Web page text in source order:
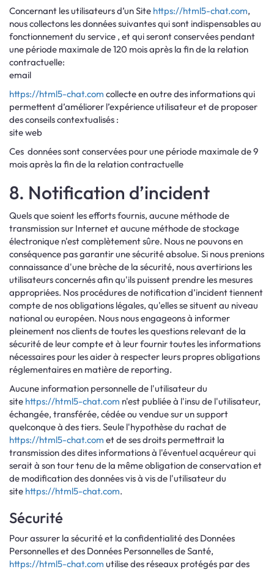
Concernant les utilisateurs d’un Site https://html5-chat.com,
nous collectons les données suivantes qui sont indispensables au
fonctionnement du service , et qui seront conservées pendant
une période maximale de 120 mois après la fin de la relation
contractuelle:
email
https://html5-chat.com collecte en outre des informations qui
permettent d’améliorer l’expérience utilisateur et de proposer
des conseils contextualisés :
site web
Ces données sont conservées pour une période maximale de 9
mois après la fin de la relation contractuelle
8. Notification d’incident
Quels que soient les efforts fournis, aucune méthode de
transmission sur Internet et aucune méthode de stockage
électronique n'est complètement sûre. Nous ne pouvons en
conséquence pas garantir une sécurité absolue. Si nous prenions
connaissance d'une brèche de la sécurité, nous avertirions les
utilisateurs concernés afin qu'ils puissent prendre les mesures
appropriées. Nos procédures de notification d’incident tiennent
compte de nos obligations légales, qu'elles se situent au niveau
national ou européen. Nous nous engageons à informer
pleinement nos clients de toutes les questions relevant de la
sécurité de leur compte et à leur fournir toutes les informations
nécessaires pour les aider à respecter leurs propres obligations
réglementaires en matière de reporting.
Aucune information personnelle de l'utilisateur du
site https://html5-chat.com n'est publiée à l'insu de l'utilisateur,
échangée, transférée, cédée ou vendue sur un support
quelconque à des tiers. Seule l'hypothèse du rachat de
https://html5-chat.com et de ses droits permettrait la
transmission des dites informations à l'éventuel acquéreur qui
serait à son tour tenu de la même obligation de conservation et
de modification des données vis à vis de l'utilisateur du
site https://html5-chat.com.
Sécurité
Pour assurer la sécurité et la confidentialité des Données
Personnelles et des Données Personnelles de Santé,
https://html5-chat.com utilise des réseaux protégés par des